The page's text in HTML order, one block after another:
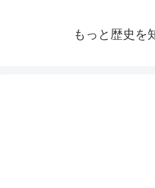
もっと歴史を